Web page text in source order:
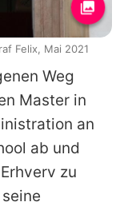
Weg
Master in
an
ab und
zu
Felix, Mai 2021